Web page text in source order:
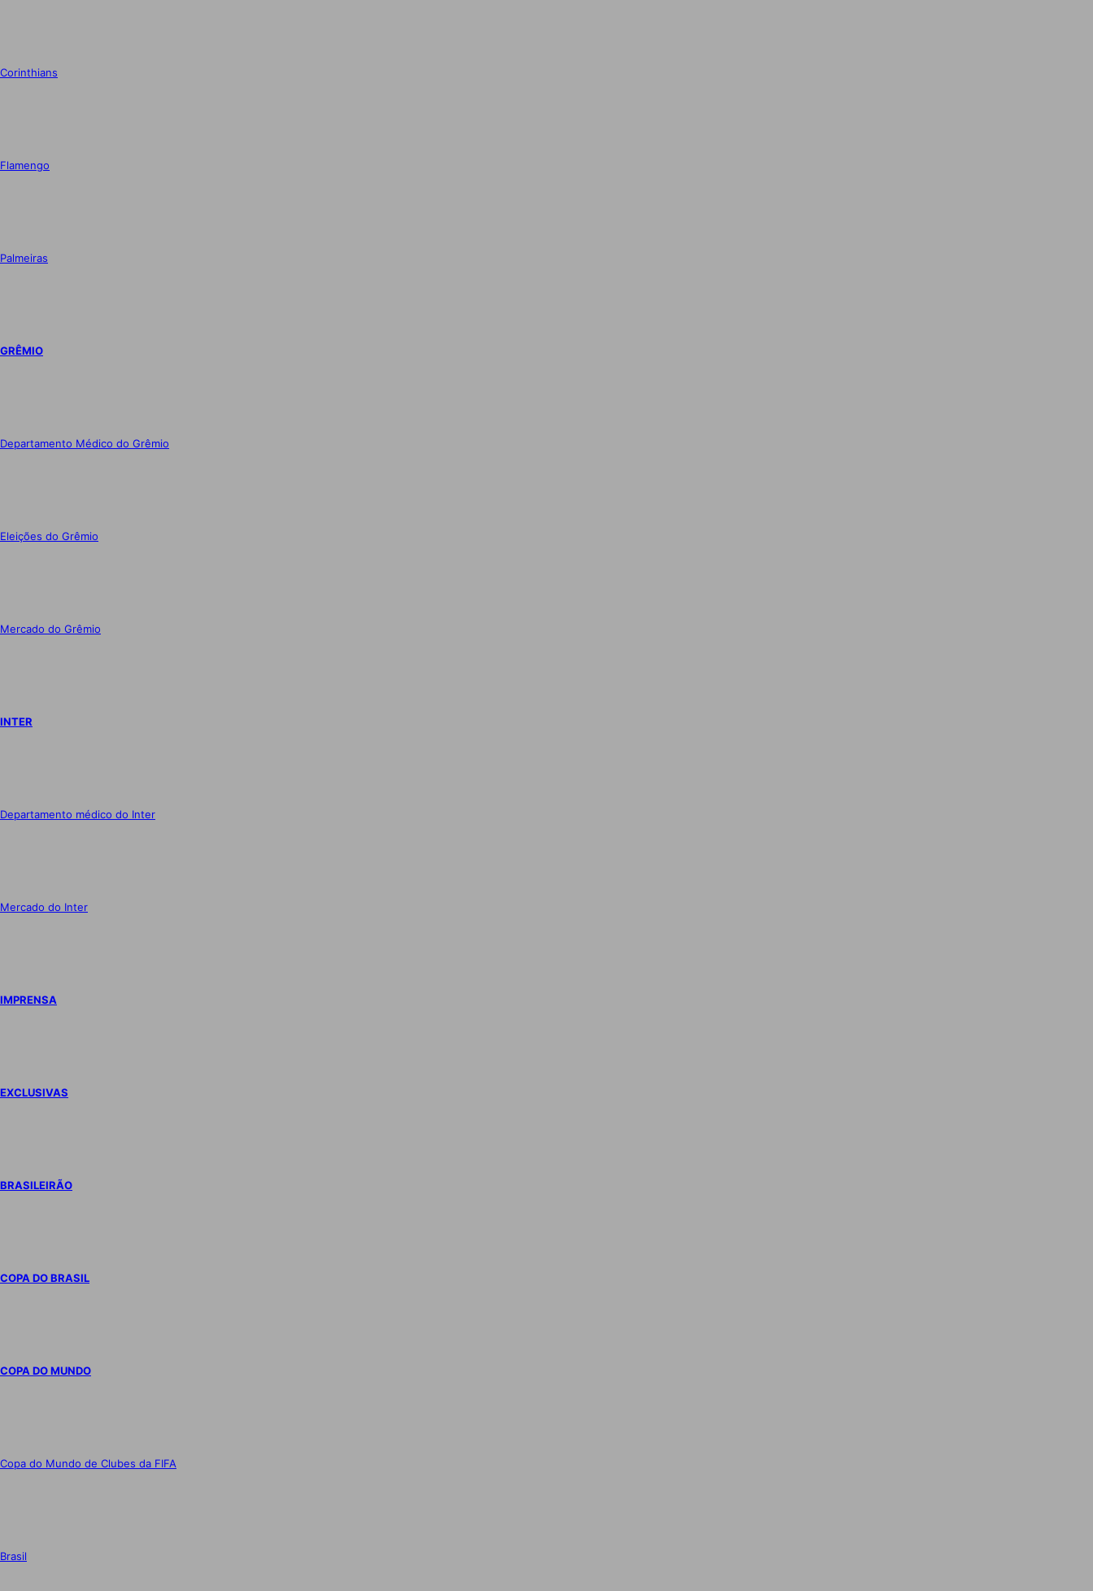
Corinthians
Flamengo
Palmeiras
GRÊMIO
Departamento Médico do Grêmio
Eleições do Grêmio
Mercado do Grêmio
INTER
Departamento médico do Inter
Mercado do Inter
IMPRENSA
EXCLUSIVAS
BRASILEIRÃO
COPA DO BRASIL
COPA DO MUNDO
Copa do Mundo de Clubes da FIFA
Brasil